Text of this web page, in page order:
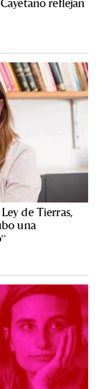
reflejan
de Tierras,
una